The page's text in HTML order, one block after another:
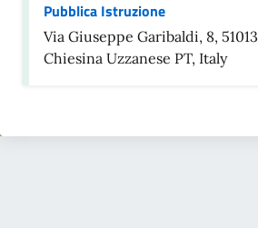
Pubblica Istruzione
Via Giuseppe Garibaldi, 8, 51013
Chiesina Uzzanese PT, Italy